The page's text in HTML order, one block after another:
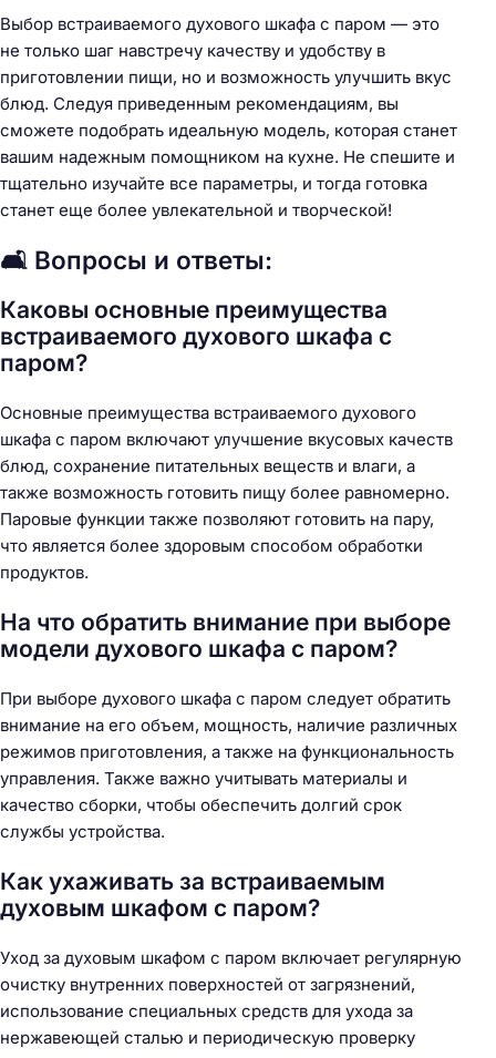
Выбор встраиваемого духового шкафа с паром — это
не только шаг навстречу качеству и удобству в
приготовлении пищи, но и возможность улучшить вкус
блюд. Следуя приведенным рекомендациям, вы
сможете подобрать идеальную модель, которая станет
вашим надежным помощником на кухне. Не спешите и
тщательно изучайте все параметры, и тогда готовка
станет еще более увлекательной и творческой!
🛋️ Вопросы и ответы:
Каковы основные преимущества
встраиваемого духового шкафа с
паром?
Основные преимущества встраиваемого духового
шкафа с паром включают улучшение вкусовых качеств
блюд, сохранение питательных веществ и влаги, а
также возможность готовить пищу более равномерно.
Паровые функции также позволяют готовить на пару,
что является более здоровым способом обработки
продуктов.
На что обратить внимание при выборе
модели духового шкафа с паром?
При выборе духового шкафа с паром следует обратить
внимание на его объем, мощность, наличие различных
режимов приготовления, а также на функциональность
управления. Также важно учитывать материалы и
качество сборки, чтобы обеспечить долгий срок
службы устройства.
Как ухаживать за встраиваемым
духовым шкафом с паром?
Уход за духовым шкафом с паром включает регулярную
очистку внутренних поверхностей от загрязнений,
использование специальных средств для ухода за
нержавеющей сталью и периодическую проверку